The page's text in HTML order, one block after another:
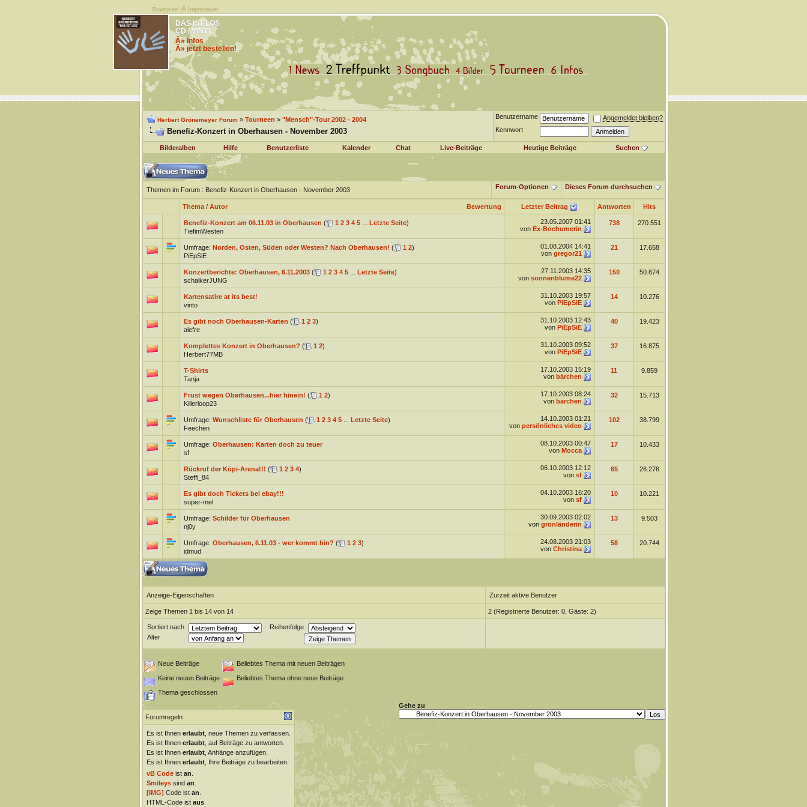
Startseite |Â Impressum
DAS IST LOS
CD / VINYL
Â» Infos
Â» jetzt bestellen!
Herbert Grönemeyer Forum» Tourneen » "Mensch"-Tour 2002 - 2004
Benefiz-Konzert in Oberhausen - November 2003
Benutzername
Angemeldet bleiben?
Kennwort
Bilderalben Hilfe Benutzerliste Kalender Chat Live-Beiträge Heutige Beiträge Suchen
Themen im Forum: Benefiz-Konzert in Oberhausen - November 2003 Forum-Optionen Dieses Forum durchsuchen
Bewertung
Thema/ Autor Letzter Beitrag Antworten Hits
Benefiz-Konzert am 06.11.03 in Oberhausen ( 1 2 3 4 5... Letzte Seite)
TiefimWesten
23.05.2007 01:41
von Ex-Bochumerin
738 270.551
Umfrage: Norden, Osten, Süden oder Westen? Nach Oberhausen! ( 1 2)
PiEpSiE
01.08.2004 14:41
von gregor21
21 17.658
Konzertberichte: Oberhausen, 6.11.2003 ( 1 2 3 4 5... Letzte Seite)
schalkerJUNG
27.11.2003 14:35
von sonnenblume22
150 50.874
Kartensatire at its best!
vinto
31.10.2003 19:57
von PiEpSiE
14 10.276
Es gibt noch Oberhausen-Karten ( 1 2 3)
alefre
31.10.2003 12:43
von PiEpSiE
40 19.423
Komplettes Konzert in Oberhausen? ( 1 2)
Herbert77MB
31.10.2003 09:52
von PiEpSiE
37 16.875
T-Shirts
Tanja
17.10.2003 15:19
von bärchen
11 9.859
Frust wegen Oberhausen...hier hinein! ( 1 2)
Killerloop23
17.10.2003 08:24
von bärchen
32 15.713
Umfrage: Wunschliste für Oberhausen ( 1 2 3 4 5... Letzte Seite)
Feechen
14.10.2003 01:21
von persönliches video
102 38.799
Umfrage: Oberhausen: Karten doch zu teuer
sf
08.10.2003 00:47
von Mocca
17 10.433
Rückruf der Köpi-Arena!!! ( 1 2 3 4)
Steffi_84
06.10.2003 12:12
von sf
65 26.276
Es gibt doch Tickets bei ebay!!!
super-mel
04.10.2003 16:20
von sf
10 10.221
Umfrage: Schilder für Oberhausen
nj0y
30.09.2003 02:02
von grönländerin
13 9.503
Umfrage: Oberhausen, 6.11.03 - wer kommt hin? ( 1 2 3)
idmud
24.08.2003 21:03
von Christina
58 20.744
Anzeige-Eigenschaften Zurzeit aktive Benutzer
Zeige Themen 1 bis 14 von 14 2 (Registrierte Benutzer: 0, Gäste: 2)
Sortiert nach
Reihenfolge
Alter
Neue Beiträge
Beliebtes Thema mit neuen Beiträgen
Keine neuen Beiträge
Beliebtes Thema ohne neue Beiträge
Thema geschlossen
Forumregeln
Es ist Ihnen erlaubt, neue Themen zu verfassen.
Es ist Ihnen erlaubt, auf Beiträge zu antworten.
Es ist Ihnen erlaubt, Anhänge anzufügen.
Es ist Ihnen erlaubt, Ihre Beiträge zu bearbeiten.
vB Codeist an
Smileyssind an
[IMG] Code ist an
HTML-Code ist aus.
Gehe zu